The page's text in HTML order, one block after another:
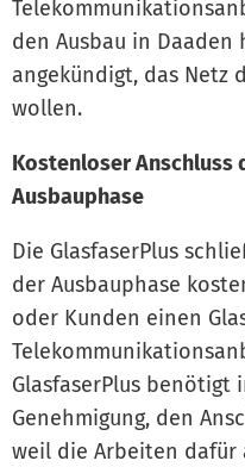
den Ausbau in
angekündigt, das Netz
wollen.
Kostenloser Anschluss
Ausbauphase
Die GlasfaserPlus
der Ausbauphase
oder Kunden einen
GlasfaserPlus benötigt
Genehmigung, den
weil die Arbeiten dafür